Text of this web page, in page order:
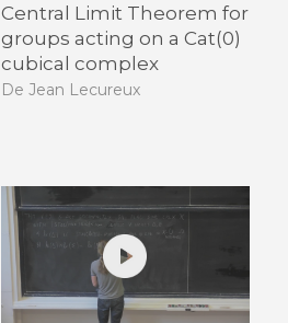
Central Limit Theorem for
groups acting on a Cat(0)
cubical complex
De Jean Lecureux